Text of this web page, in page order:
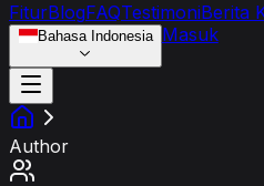
FiturBlogFAQTestimoniBerita
Bahasa Indonesia Masuk
Author